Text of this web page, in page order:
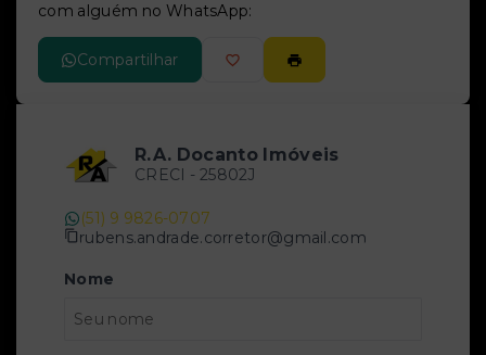
com alguém no WhatsApp:
Compartilhar
R.A. Docanto Imóveis
CRECI - 25802J
(51) 9 9826-0707
rubens.andrade.corretor@gmail.com
Nome